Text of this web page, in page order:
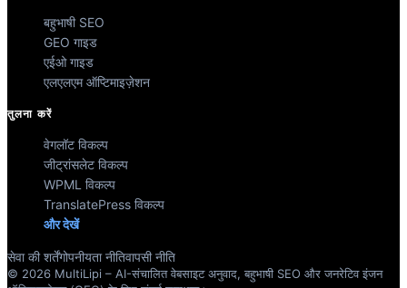
बहुभाषी SEO
GEO गाइड
एईओ गाइड
एलएलएम ऑप्टिमाइज़ेशन
तुलना करें
वेगलॉट विकल्प
जीट्रांसलेट विकल्प
WPML विकल्प
TranslatePress विकल्प
और देखें
सेवा की शर्तेंगोपनीयता नीतिवापसी नीति
© 2026 MultiLipi – AI-संचालित वेबसाइट अनुवाद, बहुभाषी SEO और जनरेटिव इंजन